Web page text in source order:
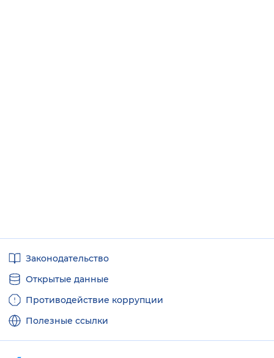
ссылкиЗаконодательство
Открытые данные
Противодействие коррупции
Полезные ссылки